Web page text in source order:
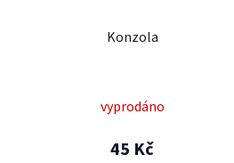
Konzola
vyprodáno
45 Kč